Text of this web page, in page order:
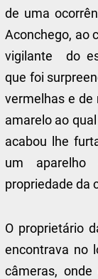
de uma
Aconchego, ao
vigilante do
que foi
vermelhas e
amarelo ao
acabou lhe
um aparelho
propriedade da
O proprietário
encontrava no
câmeras,